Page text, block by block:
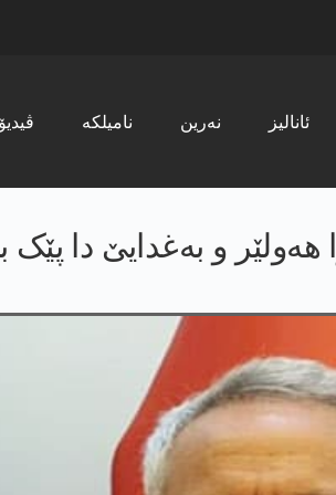
ڤیدیۆ نامیلکە نەرین ئانالیز
ھەولێر و بەغدایێ دا پێک